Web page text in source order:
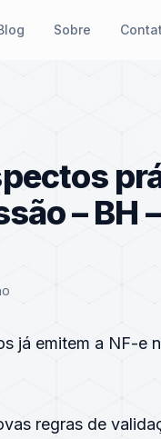
Sobre
– BH
já emitem a NF-e
regras de